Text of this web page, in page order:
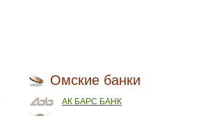
Омские банки
АК БАРС БАНК